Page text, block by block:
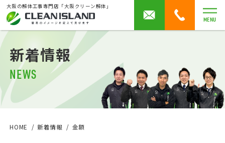
大阪の解体工事専門店「大阪クリーン解体」
MENU
新着情報
NEWS
HOME 新着情報 金額